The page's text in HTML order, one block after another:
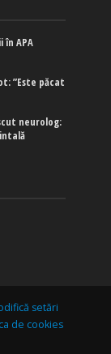
în APA
”Este păcat
neurolog:
setări
de cookies